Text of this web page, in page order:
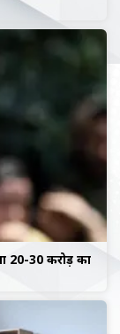
20-30 करोड़ का